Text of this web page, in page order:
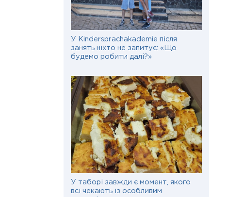
У Kindersprachakademie після
занять ніхто не запитує: «Що
будемо робити далі?»
У таборі завжди є момент, якого
всі чекають із особливим